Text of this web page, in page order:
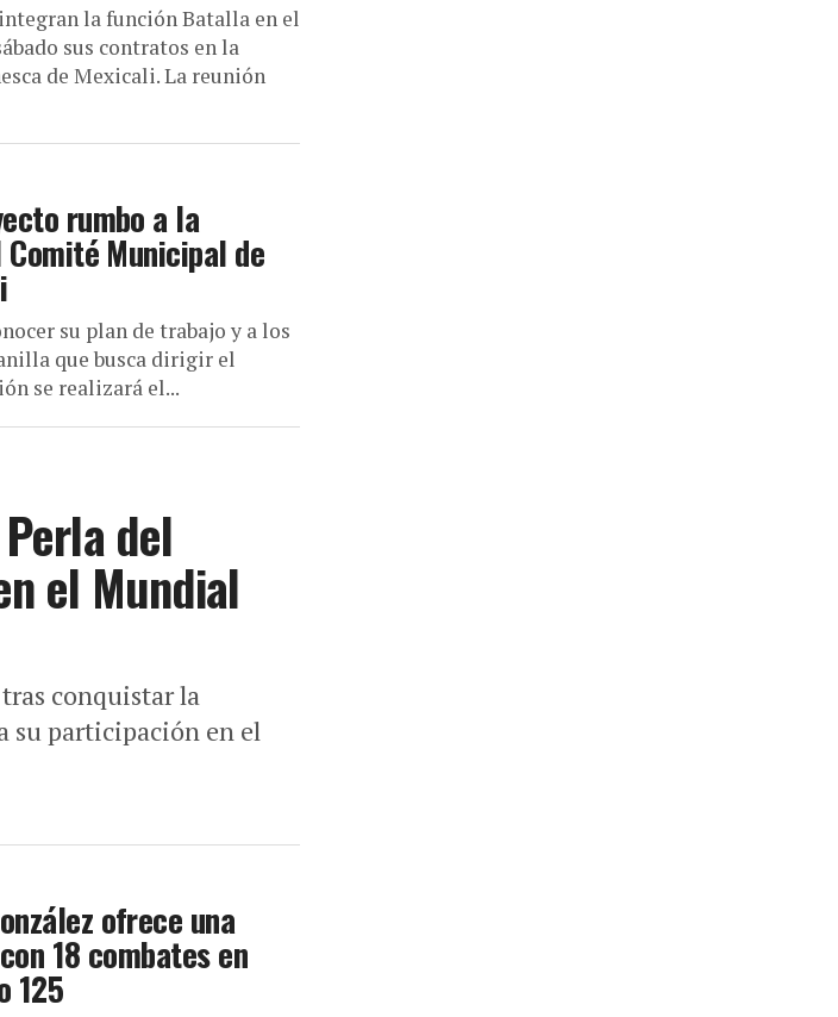
la función Batalla en el
sus contratos en la
de Mexicali. La reunión
rumbo a la
Municipal de
su plan de trabajo y a los
que busca dirigir el
se realizará el...
del
el Mundial
conquistar la
su participación en el
ofrece una
18 combates en
125